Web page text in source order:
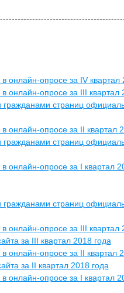
онлайн-опросе за IV квартал
онлайн-опросе за III квартал
страниц
онлайн-опросе за II квартал
страниц
онлайн-опросе за I квартал
страниц
онлайн-опросе за III квартал
за III квартал 2018 года
онлайн-опросе за II квартал
за II квартал 2018 года
онлайн-опросе за I квартал